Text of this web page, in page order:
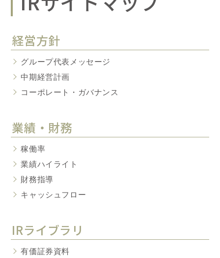
経営方針
グループ代表メッセージ
中期経営計画
コーポレート・ガバナンス
業績・財務
稼働率
業績ハイライト
財務指導
キャッシュフロー
IRライブラリ
有価証券資料